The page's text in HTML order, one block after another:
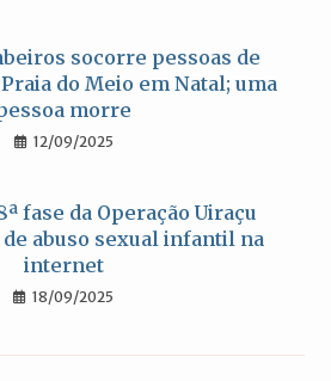
socorre pessoas de
do Meio em Natal; uma
morre
12/09/2025
fase da Operação Uiraçu
abuso sexual infantil na
internet
18/09/2025